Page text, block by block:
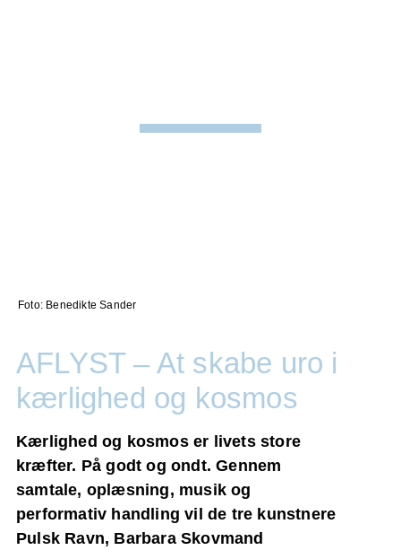
Foto: Benedikte Sander
AFLYST – At skabe uro i
kærlighed og kosmos
Kærlighed og kosmos er livets store
kræfter. På godt og ondt. Gennem
samtale, oplæsning, musik og
performativ handling vil de tre kunstnere
Pulsk Ravn, Barbara Skovmand